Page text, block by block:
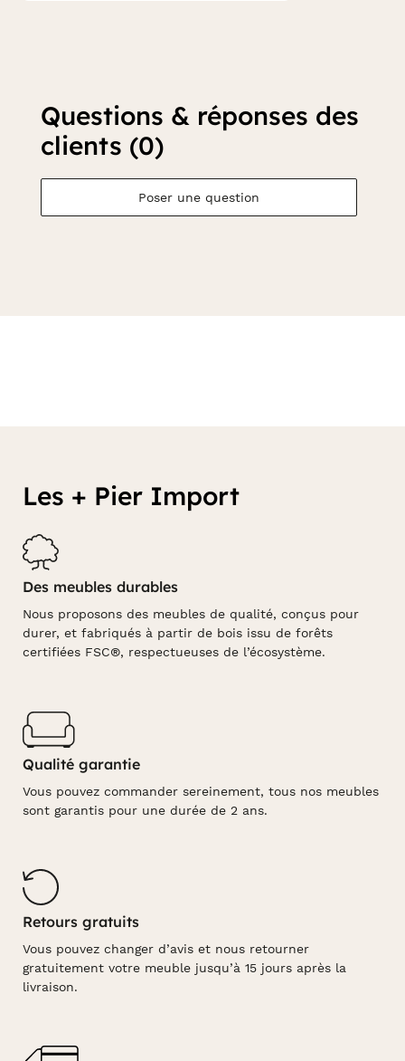
Questions & réponses des
clients (0)
Poser une question
Les + Pier Import
Des meubles durables
Nous proposons des meubles de qualité, conçus pour
durer, et fabriqués à partir de bois issu de forêts
certifiées FSC®, respectueuses de l’écosystème.
Qualité garantie
Vous pouvez commander sereinement, tous nos meubles
sont garantis pour une durée de 2 ans.
Retours gratuits
Vous pouvez changer d’avis et nous retourner
gratuitement votre meuble jusqu’à 15 jours après la
livraison.